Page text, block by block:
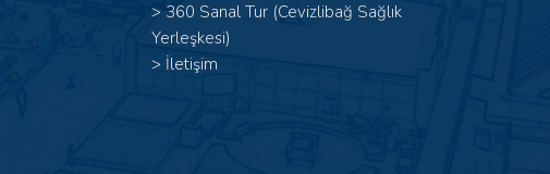
> 360 Sanal Tur (Cevizlibağ Sağlık
Yerleşkesi)
> İletişim